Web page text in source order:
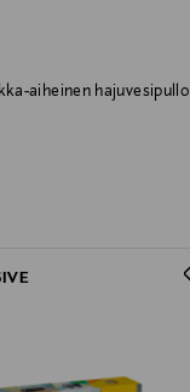
aiheinen hajuvesipullo